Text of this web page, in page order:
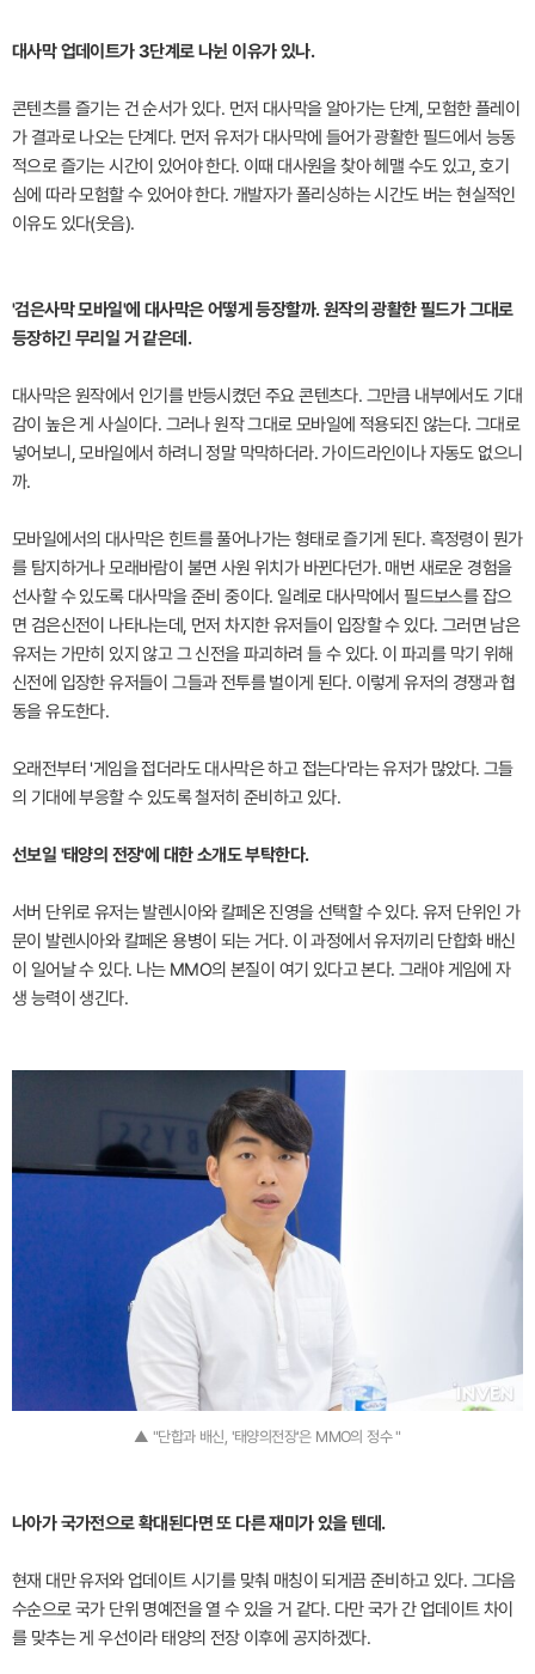
대사막 업데이트가 3단계로 나뉜 이유가 있나.
콘텐츠를 즐기는 건 순서가 있다. 먼저 대사막을 알아가는 단계, 모험한 플레이
가 결과로 나오는 단계다. 먼저 유저가 대사막에 들어가 광활한 필드에서 능동
적으로 즐기는 시간이 있어야 한다. 이때 대사원을 찾아 헤맬 수도 있고, 호기
심에 따라 모험할 수 있어야 한다. 개발자가 폴리싱하는 시간도 버는 현실적인
이유도 있다(웃음).
'검은사막 모바일'에 대사막은 어떻게 등장할까. 원작의 광활한 필드가 그대로
등장하긴 무리일 거 같은데.
대사막은 원작에서 인기를 반등시켰던 주요 콘텐츠다. 그만큼 내부에서도 기대
감이 높은 게 사실이다. 그러나 원작 그대로 모바일에 적용되진 않는다. 그대로
넣어보니, 모바일에서 하려니 정말 막막하더라. 가이드라인이나 자동도 없으니
까.
모바일에서의 대사막은 힌트를 풀어나가는 형태로 즐기게 된다. 흑정령이 뭔가
를 탐지하거나 모래바람이 불면 사원 위치가 바뀐다던가. 매번 새로운 경험을
선사할 수 있도록 대사막을 준비 중이다. 일례로 대사막에서 필드보스를 잡으
면 검은신전이 나타나는데, 먼저 차지한 유저들이 입장할 수 있다. 그러면 남은
유저는 가만히 있지 않고 그 신전을 파괴하려 들 수 있다. 이 파괴를 막기 위해
신전에 입장한 유저들이 그들과 전투를 벌이게 된다. 이렇게 유저의 경쟁과 협
동을 유도한다.
오래전부터 '게임을 접더라도 대사막은 하고 접는다'라는 유저가 많았다. 그들
의 기대에 부응할 수 있도록 철저히 준비하고 있다.
선보일 '태양의 전장'에 대한 소개도 부탁한다.
서버 단위로 유저는 발렌시아와 칼페온 진영을 선택할 수 있다. 유저 단위인 가
문이 발렌시아와 칼페온 용병이 되는 거다. 이 과정에서 유저끼리 단합화 배신
이 일어날 수 있다. 나는 MMO의 본질이 여기 있다고 본다. 그래야 게임에 자
생 능력이 생긴다.
▲ "단합과 배신, '태양의전장'은 MMO의 정수 "
나아가 국가전으로 확대된다면 또 다른 재미가 있을 텐데.
현재 대만 유저와 업데이트 시기를 맞춰 매칭이 되게끔 준비하고 있다. 그다음
수순으로 국가 단위 명예전을 열 수 있을 거 같다. 다만 국가 간 업데이트 차이
를 맞추는 게 우선이라 태양의 전장 이후에 공지하겠다.